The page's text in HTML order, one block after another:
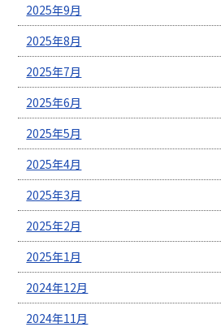
2025年9月
2025年8月
2025年7月
2025年6月
2025年5月
2025年4月
2025年3月
2025年2月
2025年1月
2024年12月
2024年11月